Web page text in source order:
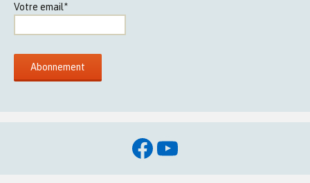
Votre email*
Facebook
YouTube